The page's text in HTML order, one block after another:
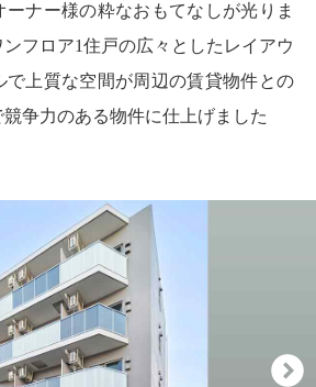
ーナー様の粋なおもてなしが光りま
フロア1住戸の広々としたレイアウ
で上質な空間が周辺の賃貸物件との
争力のある物件に仕上げました